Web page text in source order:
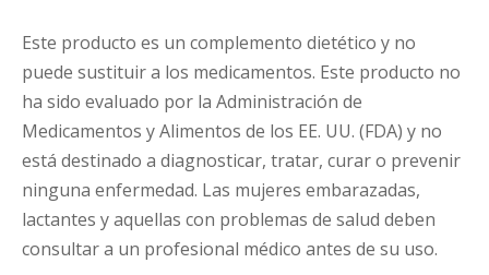
Este producto es un complemento dietético y no
puede sustituir a los medicamentos. Este producto no
ha sido evaluado por la Administración de
Medicamentos y Alimentos de los EE. UU. (FDA) y no
está destinado a diagnosticar, tratar, curar o prevenir
ninguna enfermedad. Las mujeres embarazadas,
lactantes y aquellas con problemas de salud deben
consultar a un profesional médico antes de su uso.